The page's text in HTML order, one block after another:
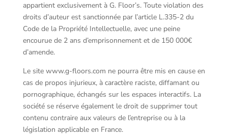
appartient exclusivement à G. Floor’s. Toute violation des
droits d’auteur est sanctionnée par l’article L.335-2 du
Code de la Propriété Intellectuelle, avec une peine
encourue de 2 ans d’emprisonnement et de 150 000€
d’amende.
Le site www.g-floors.com ne pourra être mis en cause en
cas de propos injurieux, à caractère raciste, diffamant ou
pornographique, échangés sur les espaces interactifs. La
société se réserve également le droit de supprimer tout
contenu contraire aux valeurs de l’entreprise ou à la
législation applicable en France.